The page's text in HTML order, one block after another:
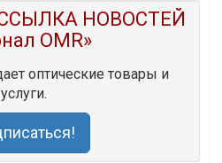
НОВОСТЕЙ
OMR»
оптические товары и
услуги.